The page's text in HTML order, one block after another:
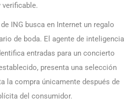
verificable.
ING busca en Internet un regalo
de boda. El agente de inteligencia
entradas para un concierto
presenta una selección
la compra únicamente después de
del consumidor.